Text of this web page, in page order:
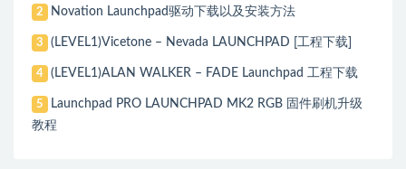
2 Novation Launchpad驱动下载以及安装方法
3 (LEVEL1)Vicetone – Nevada LAUNCHPAD [工程下载]
4 (LEVEL1)ALAN WALKER – FADE Launchpad 工程下载
5
Launchpad PRO LAUNCHPAD MK2 RGB 固件刷机升级
教程